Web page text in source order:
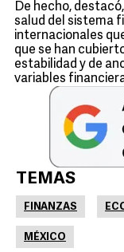
De hecho,
salud del sistema
internacionales
que se han
estabilidad y de
variables
TEMAS
FINANZAS
MÉXICO